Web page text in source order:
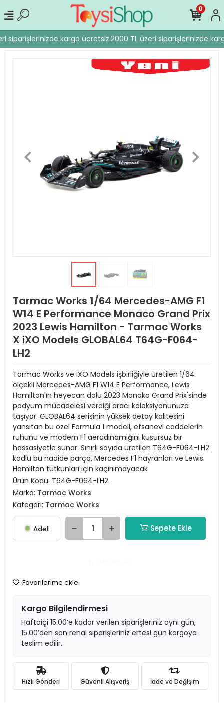
siparişlerinizde kargo ücretsiz.2000 TL üzeri siparişlerinizde
0
Tarmac Works 1/64 Mercedes-AMG F1
W14 E Performance Monaco Grand Prix
2023 Lewis Hamilton - Tarmac Works
X iXO Models GLOBAL64 T64G-F064-
LH2
Tarmac Works ve iXO Models işbirliğiyle üretilen 1/64
ölçekli Mercedes-AMG F1 W14 E Performance, Lewis
Hamilton'ın heyecan dolu 2023 Monako Grand Prix'sinde
podyum mücadelesi verdiği aracı koleksiyonunuza
taşıyor. GLOBAL64 serisinin yüksek detay kalitesini
yansıtan bu özel Formula 1 modeli, efsanevi caddelerin
ruhunu ve modern F1 aerodinamiğini kusursuz bir
hassasiyetle sunar. Sınırlı sayıda üretilen T64G-F064-LH2
kodlu bu nadide parça, Mercedes F1 hayranları ve Lewis
Hamilton tutkunları için kaçırılmayacak
Ürün Kodu: T64G-F064-LH2
Marka: Tarmac Works
Kategori: Tarmac Works
Adet Sepete Ekle
Favorilerime ekle
Kargo Bilgilendirmesi
Haftaiçi 15.00’e kadar verilen siparişleriniz aynı gün,
15.00’den son renal siparişleriniz ertesi gün kargoya
teslim edilir.
Hızlı Gönderi Güvenli Alışveriş İade ve Değişim